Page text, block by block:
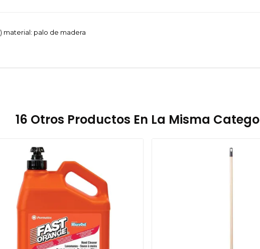
material: palo de madera
16 Otros Productos En La Misma